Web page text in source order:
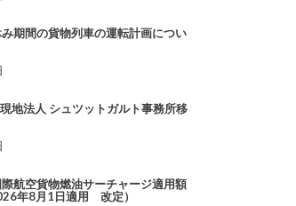
期間の貨物列車の運転計画につい
地法人 シュツットガルト事務所移
航空貨物燃油サーチャージ適用額
年8月1日適用 改定）